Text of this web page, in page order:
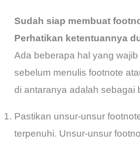
Sudah siap membuat
Perhatikan ketentuannya
Ada beberapa hal yang
sebelum menulis footnote
di antaranya adalah sebagai
Pastikan unsur-unsur
terpenuhi. Unsur-unsur